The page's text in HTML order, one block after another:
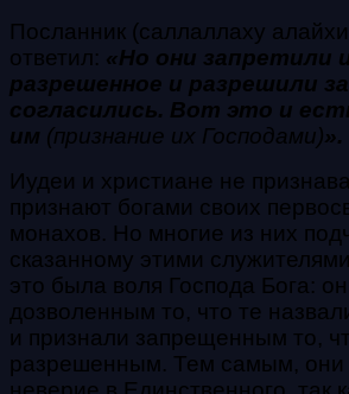
Посланник (саллаллаху
ответил: «Но они запретили
разрешенное и разрешили
согласились. Вот это и
им (признание их Господами)».
Иудеи и христиане не
признают богами своих
монахов. Но многие из них
сказанному этими
это была воля Господа Бога:
дозволенным то, что те
и признали запрещенным то,
разрешенным. Тем самым, они